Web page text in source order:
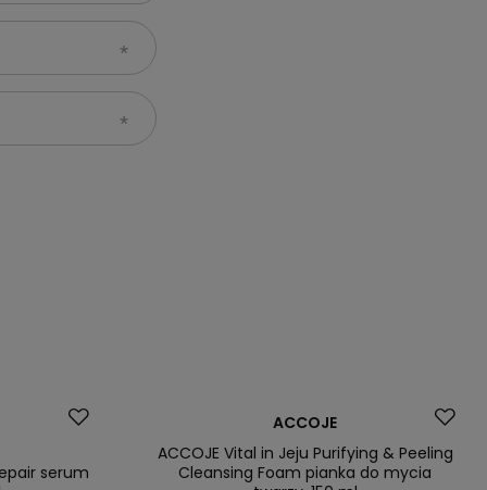
serum
ACCOJE
ACCOJE Vital in Jeju Purifying & Peeling
Cleansing Foam pianka do mycia